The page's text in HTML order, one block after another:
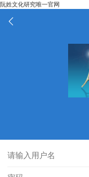
阮姓文化研究唯一官网